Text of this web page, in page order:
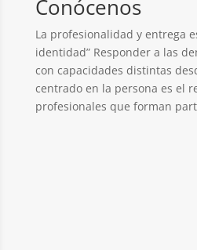
Conócenos
La profesionalidad y entrega
identidad” Responder a las
con capacidades distintas
centrado en la persona es el
profesionales que forman